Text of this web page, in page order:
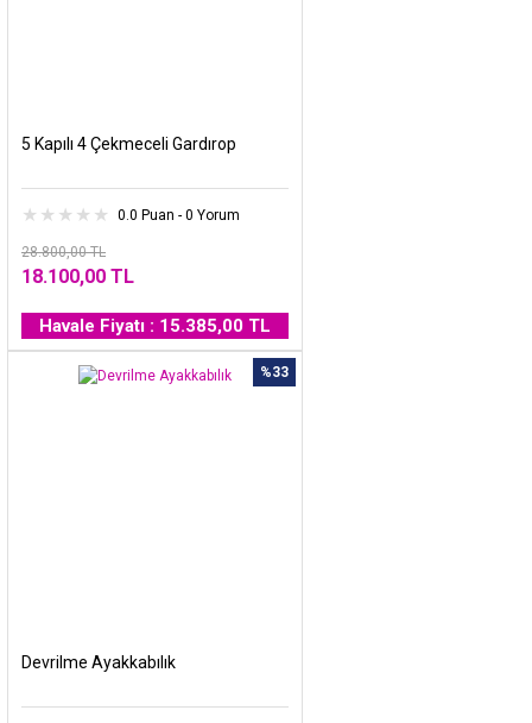
5 Kapılı 4 Çekmeceli Gardırop
0.0 Puan - 0 Yorum
28.800,00 TL
18.100,00 TL
Havale Fiyatı : 15.385,00 TL
%33
Devrilme Ayakkabılık